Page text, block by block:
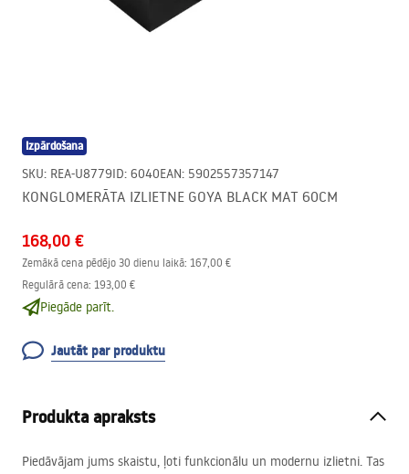
Izpārdošana
SKU: REA-U8779ID: 6040EAN: 5902557357147
KONGLOMERĀTA IZLIETNE GOYA BLACK MAT 60CM
168,00 €
Zemākā cena pēdējo 30 dienu laikā: 167,00 €
Regulārā cena: 193,00 €
Piegāde parīt.
Jautāt par produktu
Produkta apraksts
Piedāvājam jums skaistu, ļoti funkcionālu un modernu izlietni. Tas